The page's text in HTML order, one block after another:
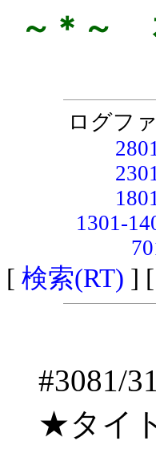
～＊～
ログフ
1301-
[ 検索(RT) ]
★タイ